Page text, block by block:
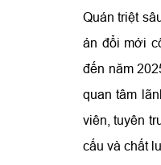
Quán triệt
án đổi mới
đến năm
quan tâm
viên, tuyên
cấu và chất